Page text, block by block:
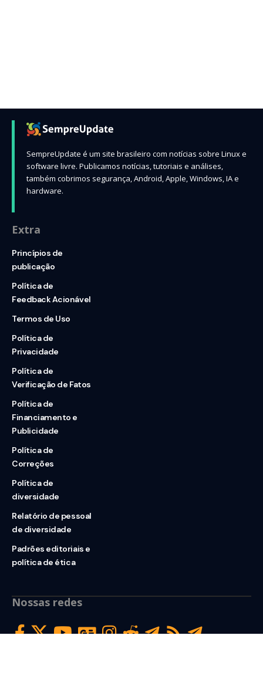
SempreUpdate é um site brasileiro com notícias sobre Linux e
software livre. Publicamos notícias, tutoriais e análises,
também cobrimos segurança, Android, Apple, Windows, IA e
hardware.
Extra
Princípios de
publicação
Política de
Feedback Acionável
Termos de Uso
Política de
Privacidade
Política de
Verificação de Fatos
Política de
Financiamento e
Publicidade
Política de
Correções
Política de
diversidade
Relatório de pessoal
de diversidade
Padrões editoriais e
política de ética
Nossas redes